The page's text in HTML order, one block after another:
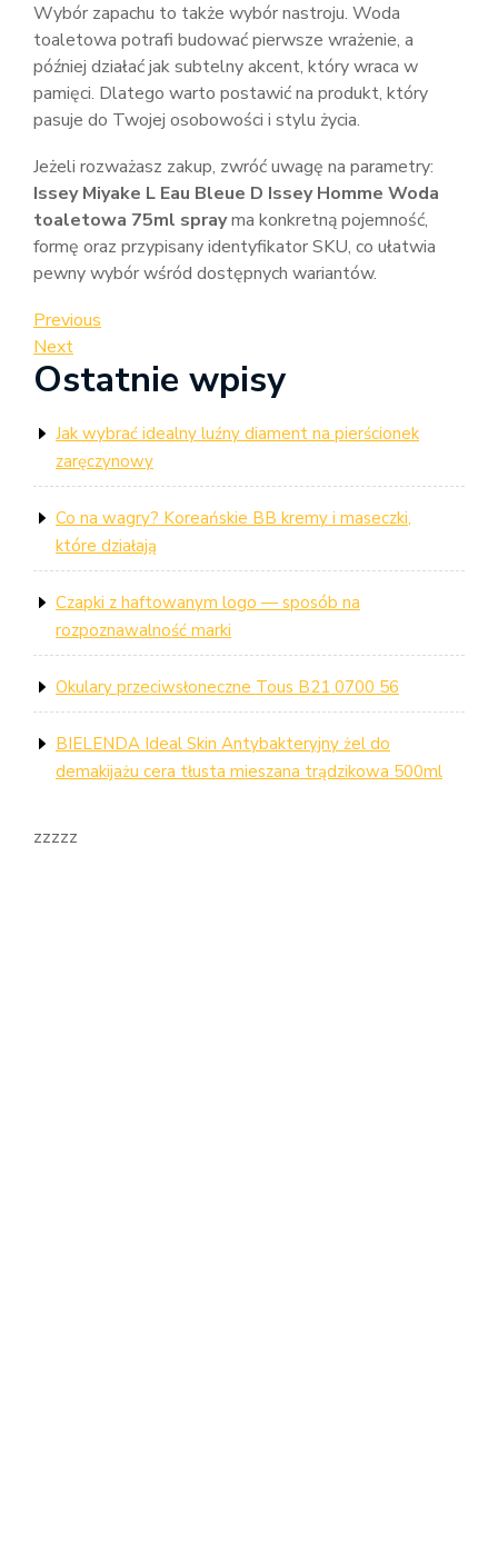
Wybór zapachu to także wybór nastroju. Woda
toaletowa potrafi budować pierwsze wrażenie, a
później działać jak subtelny akcent, który wraca w
pamięci. Dlatego warto postawić na produkt, który
pasuje do Twojej osobowości i stylu życia.
Jeżeli rozważasz zakup, zwróć uwagę na parametry:
Issey Miyake L Eau Bleue D Issey Homme Woda
toaletowa 75ml sprayma konkretną pojemność,
formę oraz przypisany identyfikator SKU, co ułatwia
pewny wybór wśród dostępnych wariantów.
Nawigacja
wpisu
Previous
Post
Previous
Next
Post
Next
Ostatnie wpisy
Jak wybrać idealny luźny diament na pierścionek
zaręczynowy
Co na wagry? Koreańskie BB kremy i maseczki,
które działają
Czapki z haftowanym logo — sposób na
rozpoznawalność marki
Okulary przeciwsłoneczne Tous B21 0700 56
BIELENDA Ideal Skin Antybakteryjny żel do
demakijażu cera tłusta mieszana trądzikowa 500ml
zzzzz